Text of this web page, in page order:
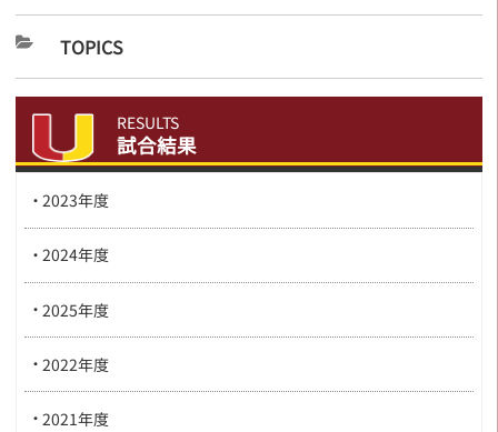
TOPICS
RESULTS
試合結果
2023年度
2024年度
2025年度
2022年度
2021年度